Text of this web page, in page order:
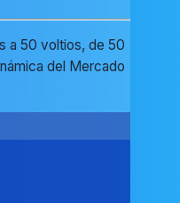
a 50 voltios, de 50
del Mercado